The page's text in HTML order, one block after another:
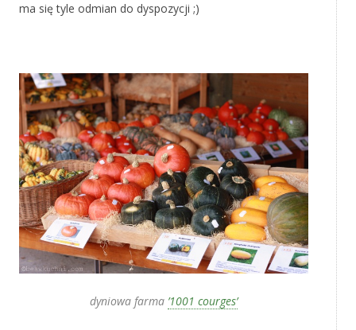
ma się tyle odmian do dyspozycji ;)
dyniowa farma ’1001 courges’